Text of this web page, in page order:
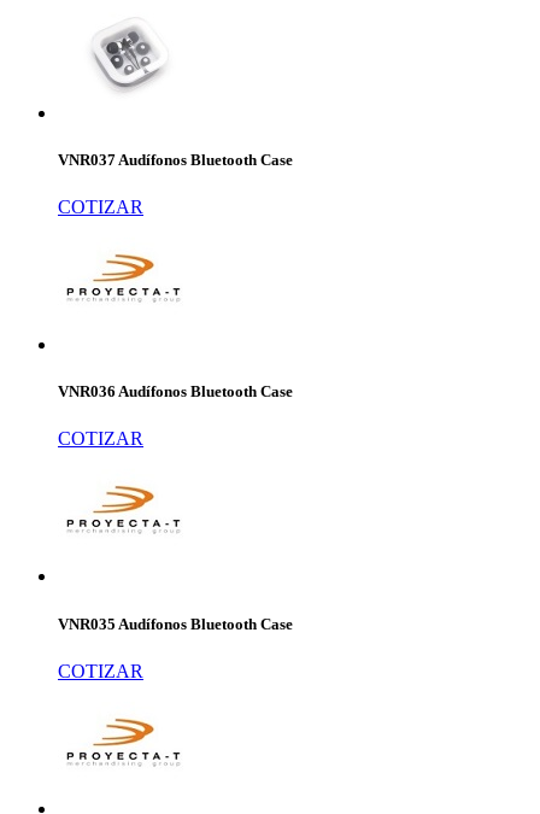
VNR037 Audífonos Bluetooth Case
COTIZAR
VNR036 Audífonos Bluetooth Case
COTIZAR
VNR035 Audífonos Bluetooth Case
COTIZAR